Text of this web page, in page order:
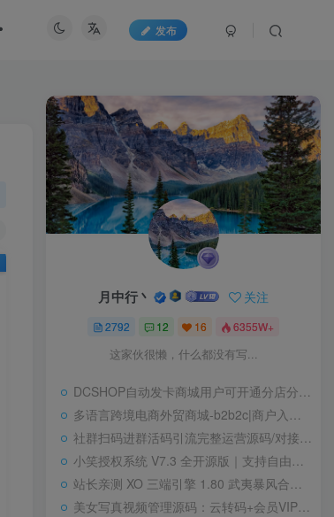
发布
月中行丶 关注
2792 12 16 6355W+
这家伙很懒，什么都没有写...
DCSHOP自动发卡商城用户可开通分店分销，支持实物发货，自带博客功能
多语言跨境电商外贸商城-b2b2c|商户入驻|随机物流|信用分|平台代发
社群扫码进群活码引流完整运营源码/对接免签约支付接口/推广正常绑定下级
小笑授权系统 V7.3 全开源版｜支持自由二次开发
站长亲测 XO 三端引擎 1.80 武夷暴风合击复古传奇手游服务端 魔神领域盘古圣地降魔天堂
美女写真视频管理源码：云转码+会员VIP系统，一键采集+代理系统全支持